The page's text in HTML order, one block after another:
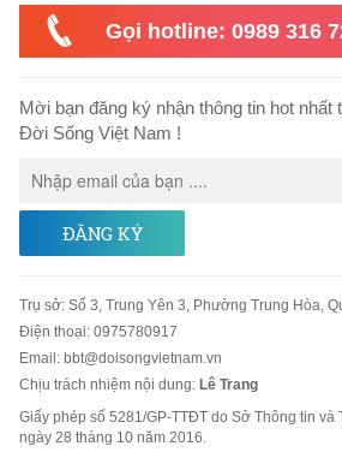
Gọi hotline: 0989 316
Mời bạn đăng ký nhận thông tin hot nhất
Đời Sống Việt Nam !
ĐĂNG KÝ
Trụ sở: Số 3, Trung Yên 3, Phường Trung Hòa,
Điện thoại: 0975780917
Email: bbt@doisongvietnam.vn
Chịu trách nhiệm nội dung: Lê Trang
Giấy phép số 5281/GP-TTĐT do Sở Thông tin và
ngày 28 tháng 10 năm 2016.